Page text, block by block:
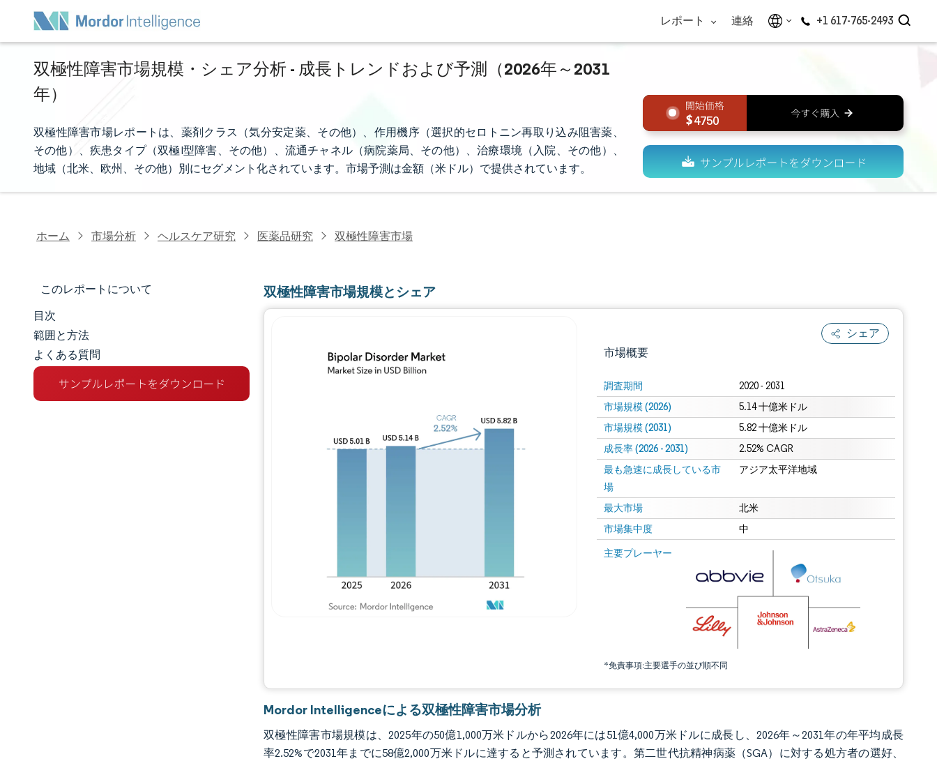
レポート 連絡 +1 617-765-2493
双極性障害市場規模・シェア分析 - 成長トレンドおよび予測（2026年～2031
年）
双極性障害市場レポートは、薬剤クラス（気分安定薬、その他）、作用機序（選択的セロトニン再取り込み阻害薬、
その他）、疾患タイプ（双極I型障害、その他）、流通チャネル（病院薬局、その他）、治療環境（入院、その他）、
地域（北米、欧州、その他）別にセグメント化されています。市場予測は金額（米ドル）で提供されています。
4750
ホーム 市場分析 ヘルスケア研究 医薬品研究 双極性障害市場
このレポートについて
市場規模とシェア
市場分析
トレンドとインサイト
目次
範囲と方法
よくある質問
双極性障害市場規模とシェア
シェア
市場概要
調査期間 2020 - 2031
市場規模 (2026) 5.14 十億米ドル
市場規模 (2031) 5.82 十億米ドル
成長率 (2026 - 2031) 2.52% CAGR
最も急速に成長している市
場
アジア太平洋地域
最大市場 北米
市場集中度 中
主要プレーヤー
*免責事項:主要選手の並び順不同
画像 © Mordor Intelligence。再利用にはCC BY 4.0の表示が必要です。
画像 © Mordor Intelligence。再利用にはCC BY 4.0の表示が必要です。
Mordor Intelligenceによる双極性障害市場分析
双極性障害市場規模は、2025年の50億1,000万米ドルから2026年には51億4,000万米ドルに成長し、2026年～2031年の年平均成長
率2.52%で2031年までに58億2,000万米ドルに達すると予測されています。第二世代抗精神病薬（SGA）に対する処方者の選好、